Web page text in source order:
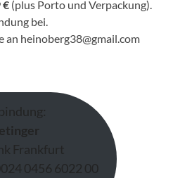
€ (plus Porto und Verpackung).
bei.
heinoberg38@gmail.com
Frankfurt
0456 6022 00